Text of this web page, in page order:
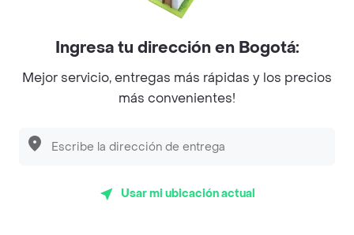
Sobre Rappi
Facebook
Twitter
Instagram
Ingresa tu dirección en Bogotá:
Mejor servicio, entregas más rápidas y los precios
más convenientes!
Usar mi ubicación actual